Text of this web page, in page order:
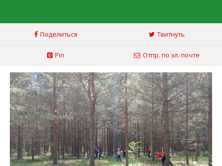
Поделиться Твитнуть
Pin Отпр. по эл. почте